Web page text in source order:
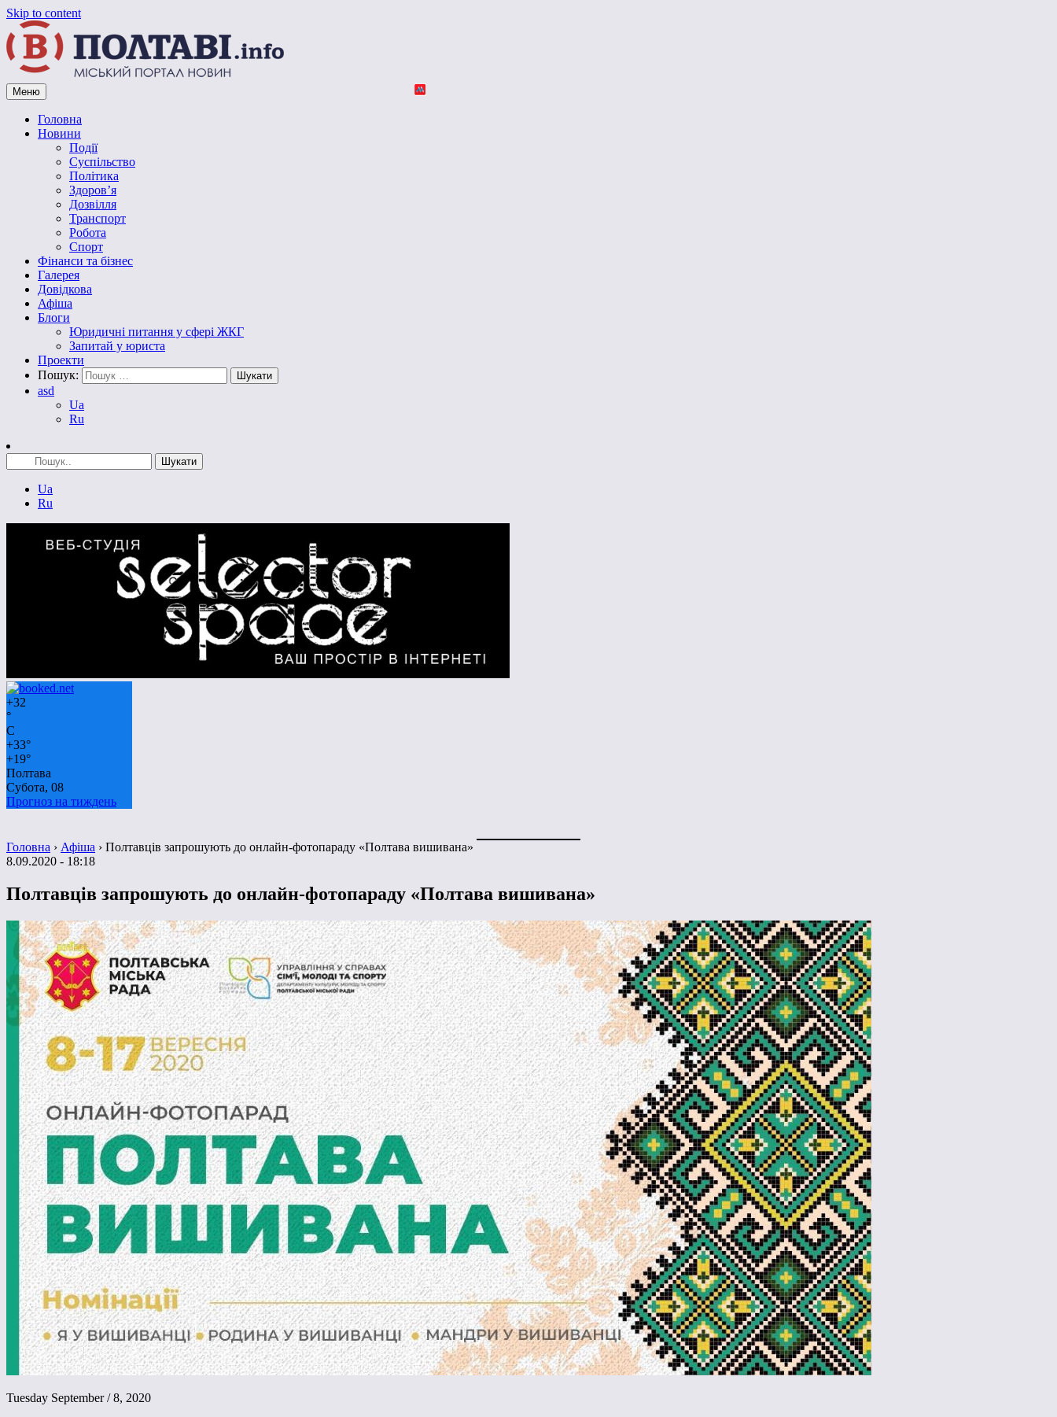
Skip to content
Vpoltave.info
Полтавський портал новин
Меню
Головна
Новини
Події
Суспільство
Політика
Здоров’я
Дозвілля
Транспорт
Робота
Спорт
Фінанси та бізнес
Галерея
Довідкова
Афіша
Блоги
Юридичні питання у сфері ЖКГ
Запитай у юриста
Проекти
Пошук:
asd
Ua
Ru
Ua
Ru
+32
°
C
+33°
+19°
Полтава
Субота, 08
Прогноз на тиждень
Головна › Афіша › Полтавців запрошують до онлайн-фотопараду «Полтава вишивана»
8.09.2020 - 18:18
Полтавців запрошують до онлайн-фотопараду «Полтава вишивана»
Tuesday September / 8, 2020